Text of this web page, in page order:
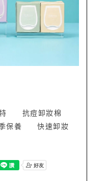
抗痘卸妝棉
保養
快速卸妝